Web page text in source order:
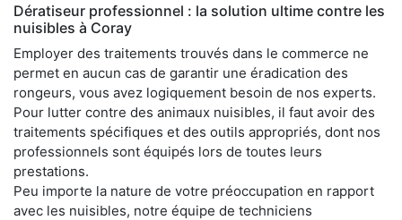
Dératiseur professionnel : la solution ultime contre les
nuisibles à Coray
Employer des traitements trouvés dans le commerce ne
permet en aucun cas de garantir une éradication des
rongeurs, vous avez logiquement besoin de nos experts.
Pour lutter contre des animaux nuisibles, il faut avoir des
traitements spécifiques et des outils appropriés, dont nos
professionnels sont équipés lors de toutes leurs
prestations.
Peu importe la nature de votre préoccupation en rapport
avec les nuisibles, notre équipe de techniciens